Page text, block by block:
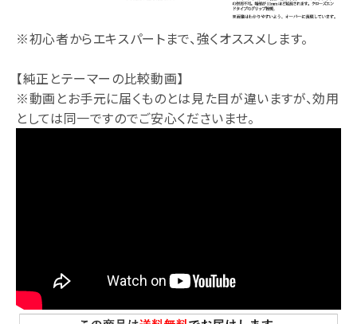
※初心者からエキスパートまで、強くオススメします。
【純正とテーマーの比較動画】
※動画とお手元に届くものとは見た目が違いますが、効用
としては同一ですのでご安心くださいませ。